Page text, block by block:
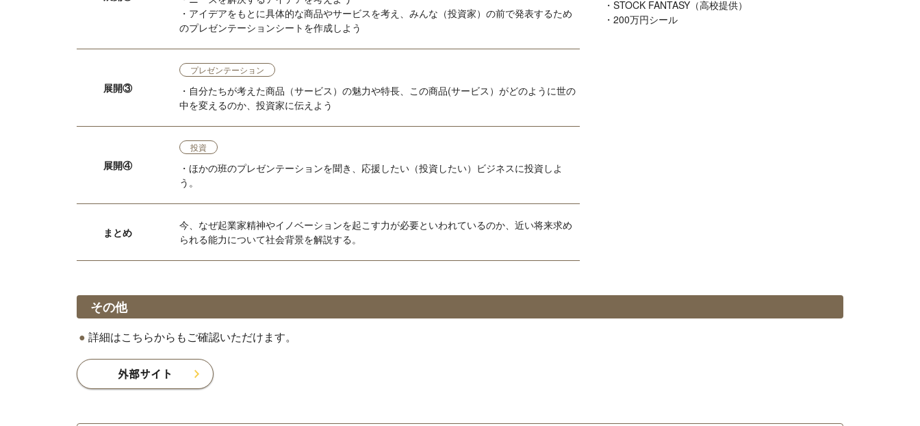
・アイデアをもとに具体的な商品やサービスを考え、みんな（投資家）の前で発表するため
のプレゼンテーションシートを作成しよう
展開③
プレゼンテーション
・自分たちが考えた商品（サービス）の魅力や特長、この商品(サービス）がどのように世の
中を変えるのか、投資家に伝えよう
展開④
投資
・ほかの班のプレゼンテーションを聞き、応援したい（投資したい）ビジネスに投資しよ
う。
まとめ
今、なぜ起業家精神やイノベーションを起こす力が必要といわれているのか、近い将来求め
られる能力について社会背景を解説する。
・STOCK FANTASY（高校提供）
・200万円シール
その他
詳細はこちらからもご確認いただけます。
外部サイト